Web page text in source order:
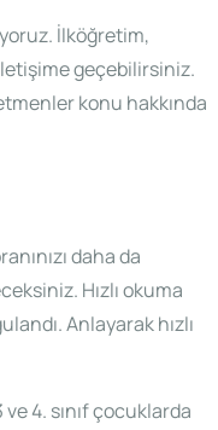
İlköğretim,
geçebilirsiniz.
konu hakkında
daha da
Hızlı okuma
Anlayarak hızlı
4. sınıf çocuklarda